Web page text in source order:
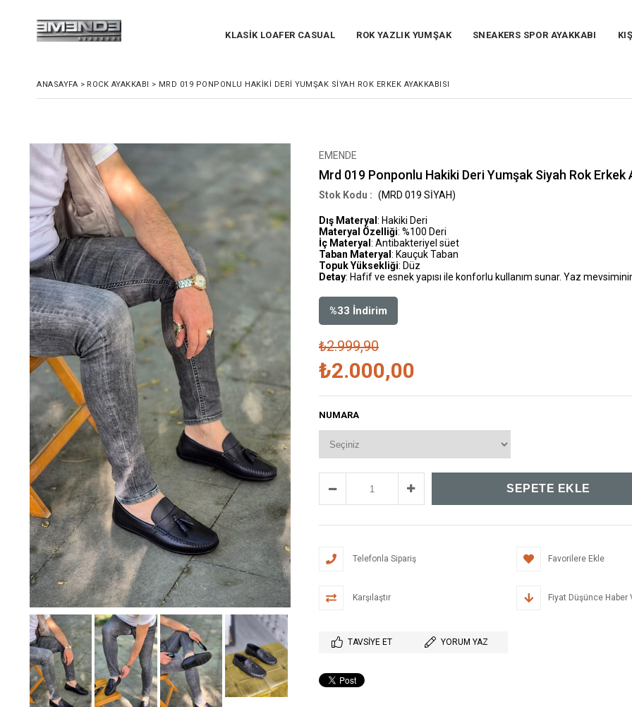
KLASİK LOAFER CASUAL ROK YAZLIK YUMŞAK SNEAKERS SPOR AYAKKABI
ANASAYFA > ROCK AYAKKABI > MRD 019 PONPONLU HAKIKI DERI YUMŞAK SIYAH ROK ERKEK AYAKKABISI
EMENDE
Mrd 019 Ponponlu Hakiki Deri Yumşak Siyah Rok Erkek
(MRD 019 SİYAH)
Dış Materyal : Hakiki Deri
Materyal Özelliği: %100 Deri
İç Materyal : Antibakteriyel süet
Taban Materyal : Kauçuk Taban
Topuk Yüksekliği: Düz
Detay: Hafif ve esnek yapısı ile konforlu kullanım sunar. Yaz
%33 İndirim
₺2.999,90
₺2.000,00
NUMARA
Telefonla Sipariş Favorilere Ekle
Karşılaştır Fiyat Düşünce Haber
TAVSIYE ET YORUM YAZ